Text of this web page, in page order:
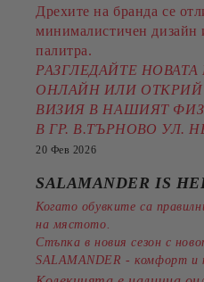
Дрехите на бранда се
минималистичен дизайн
палитра.
РАЗГЛЕДАЙТЕ
ОНЛАЙН ИЛИ
ВИЗИЯ В НАШИЯТ
В ГР. В.ТЪРНОВО УЛ.
20 Фев 2026
SALAMANDER IS
Когато обувките са
на мястото.
Стъпка в новия сезон с
SALAMANDER - комфорт и